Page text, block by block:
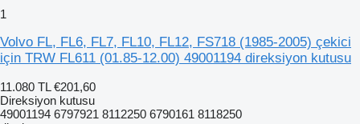
1
Volvo FL, FL6, FL7, FL10, FL12, FS718 (1985-2005) çekici
için TRW FL611 (01.85-12.00) 49001194 direksiyon kutusu
11.080 TL €201,60
Direksiyon kutusu
49001194 6797921 8112250 6790161 8118250